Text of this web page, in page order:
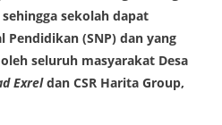
sekolah dapat
Pendidikan (SNP) dan yang
seluruh masyarakat Desa
Exreldan CSR Harita Group,